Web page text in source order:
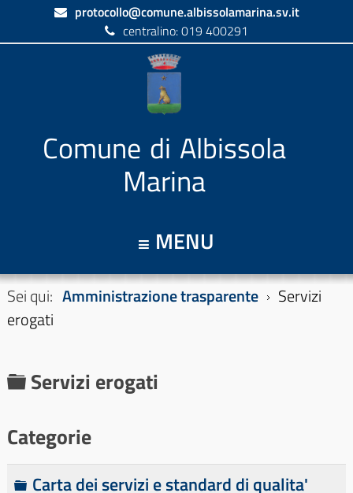
protocollo@comune.albissolamarina.sv.it
centralino: 019 400291
Comune di Albissola
Marina
MENU
Sei qui: Amministrazione trasparente
Servizi
erogati
C
r
t
e
Servizi erogati
Categorie
CCarta dei servizi e standard di qualita'